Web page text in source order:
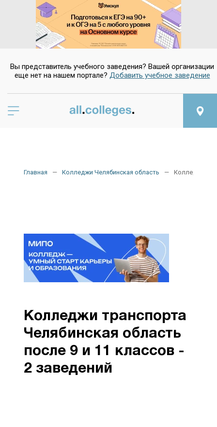
Вы представитель учебного заведения? Вашей организации
еще нет на нашем портале? Добавить учебное заведение
Главная Колледжи Челябинская область Колледжи
Колледжи транспорта
Челябинская область
после 9 и 11 классов -
2 заведений